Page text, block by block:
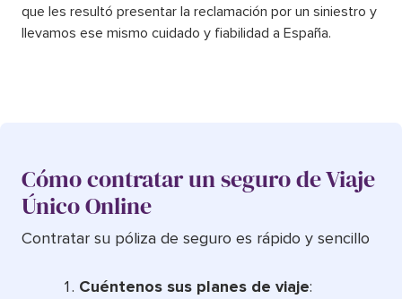
que les resultó presentar la reclamación por un siniestro y
llevamos ese mismo cuidado y fiabilidad a España.
Cómo contratar un seguro de Viaje
Único Online
Contratar su póliza de seguro es rápido y sencillo
Cuéntenos sus planes de viaje: